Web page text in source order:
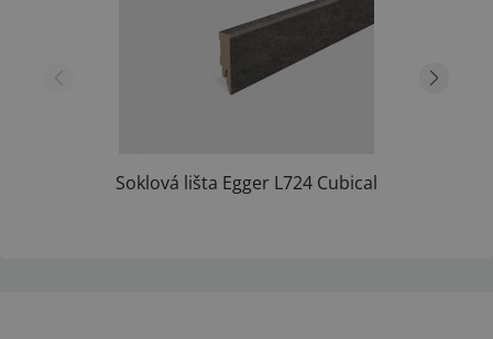
Soklová lišta Egger L724 Cubical